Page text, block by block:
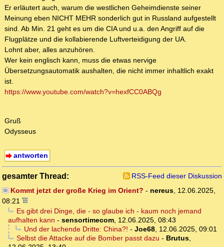
Er erläutert auch, warum die westlichen Geheimdienste seiner
Meinung eben NICHT MEHR sonderlich gut in Russland aufgestellt
sind. Ab Min. 21 geht es um die CIA und u.a. den Angriff auf die
Flugplätze und die kollabierende Luftverteidigung der UA.
Lohnt aber, alles anzuhören.
Wer kein englisch kann, muss die etwas nervige
Übersetzungsautomatik aushalten, die nicht immer inhaltlich exakt
ist.
https://www.youtube.com/watch?v=hexfCC0ABQg
Gruß
Odysseus
antworten
gesamter Thread:
RSS-Feed dieser Diskussion
Kommt jetzt der große Krieg im Orient? - nereus, 12.06.2025,
08:21
Es gibt drei Dinge, die - so glaube ich - kaum noch jemand
aufhalten kann - sensortimecom, 12.06.2025, 08:43
Und der lachende Dritte: China?! - Joe68, 12.06.2025, 09:01
Selbst die Attacke auf die Bomber passt dazu - Brutus,